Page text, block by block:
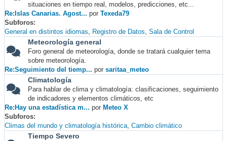
situaciones en tiempo real, modelos, predicciones, etc...
Re:Islas Canarias. Agost... por Texeda79
Subforos
General en distintos idiomas
Registro de Datos Sala de Control
Meteorología general
Foro general de meteorología, donde se tratará cualquier tema
sobre meteorología.
Re:Seguimiento del tiemp... por saritaa_meteo
Climatología
Para hablar de clima y climatología: clasificaciones, seguimiento
de indicadores y elementos climáticos, etc
Re:Hay una estadística m... por Meteo X
Subforos
Climas del mundo y climatología histórica Cambio climático
Tiempo Severo